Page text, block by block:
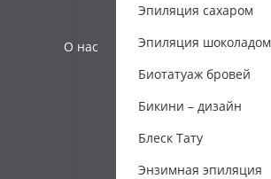
О нас
Эпиляция сахаром
Эпиляция шоколадом
Биотатуаж бровей
Бикини – дизайн
Блеск Тату
Энзимная эпиляция